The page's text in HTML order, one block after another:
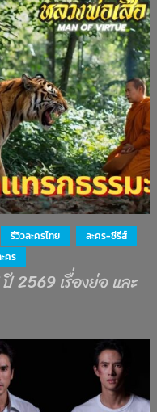
รีวิวละครไทย
ละคร-ซีรีส์
คร
2569 เรื่องย่อ และ